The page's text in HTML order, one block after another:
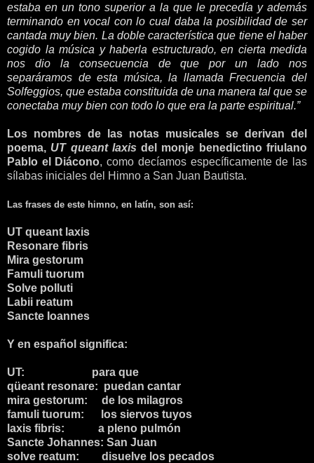
estaba en un tono superior a la que le precedía y además
terminando en vocal con lo cual daba la posibilidad de ser
cantada muy bien. La doble característica que tiene el haber
cogido la música y haberla estructurado, en cierta medida
nos dio la consecuencia de que por un lado nos
separáramos de esta música, la llamada Frecuencia del
Solfeggios, que estaba constituida de una manera tal que se
conectaba muy bien con todo lo que era la parte espiritual.”
Los nombres de las notas musicales se derivan del
poema, UT queant laxisdel monje benedictino friulano
Pablo el Diácono, como decíamos específicamente de las
sílabas iniciales del Himno a San Juan Bautista.
Las frases de este himno, en latín, son así:
UT queant laxis
Resonare fibris
Mira gestorum
Famuli tuorum
Solve polluti
Labii reatum
Sancte Ioannes
Y en español significa:
UT: para que
qüeant resonare: puedan cantar
mira gestorum: de los milagros
famuli tuorum:
los siervos tuyos
laxis fibris: a pleno pulmón
Sancte Johannes: San Juan
solve reatum: disuelve los pecados